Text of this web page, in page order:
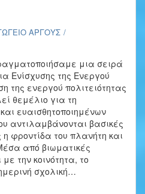
ΑΡΓΟΥΣ
μια σειρά
Ενίσχυσης της Ενεργού
της ενεργού πολιτειότητας
θεμέλιο για τη
ευαισθητοποιημένων
αντιλαμβάνονται βασικές
η φροντίδα του πλανήτη και
από βιωματικές
την κοινότητα, το
σχολική…